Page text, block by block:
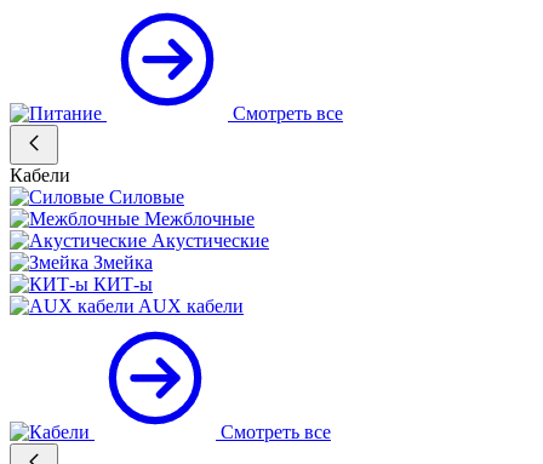
Смотреть все
Кабели
Силовые
Межблочные
Акустические
Змейка
КИТ-ы
AUX кабели
Смотреть все